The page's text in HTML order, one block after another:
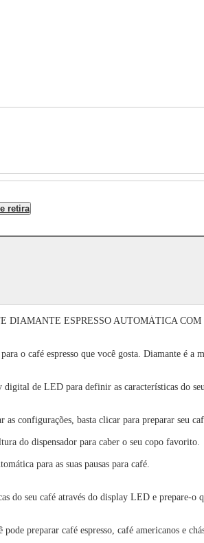
retira
DIAMANTE ESPRESSO AUTOMÁTICA COM
o café espresso que você gosta. Diamante é
de LED para definir as características do
as configurações, basta clicar para preparar seu
do dispensador para caber o seu copo favorito.
para as suas pausas para café.
do seu café através do display LED e prepare-o
pode preparar café espresso, café americanos e